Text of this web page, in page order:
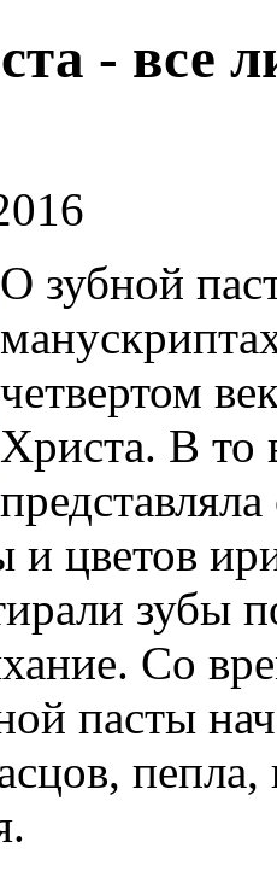
- все
О зубной
четвертом
Христа. В то
и цветов
зубы
Со
пасты